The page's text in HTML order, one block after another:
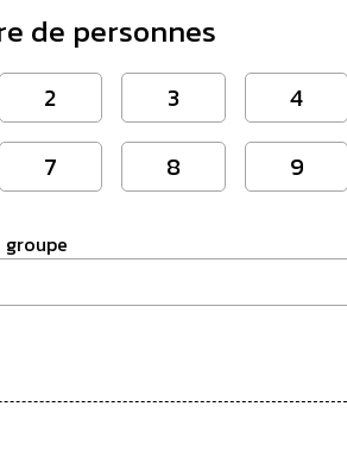
de personnes
2 3 4
7 8 9